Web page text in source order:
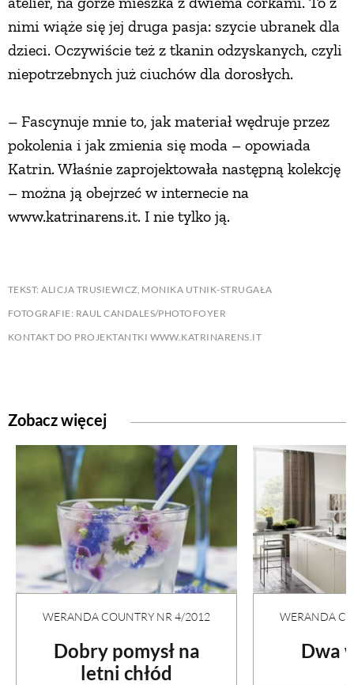
nimi wiąże się jej druga pasja: szycie ubranek dla
dzieci. Oczywiście też z tkanin odzyskanych, czyli
niepotrzebnych już ciuchów dla dorosłych.
– Fascynuje mnie to, jak materiał wędruje przez
pokolenia i jak zmienia się moda – opowiada
Katrin. Właśnie zaprojektowała następną kolekcję
– można ją obejrzeć w internecie na
www.katrinarens.it. I nie tylko ją.
TEKST: ALICJA TRUSIEWICZ, MONIKA UTNIK-STRUGAŁA
FOTOGRAFIE: RAUL CANDALES/PHOTOFOYER
KONTAKT DO PROJEKTANTKI WWW.KATRINARENS.IT
Zobacz więcej
WERANDA COUNTRY NR 4/2012
Dobry pomysł na
letni chłód
WERANDA
Dwa